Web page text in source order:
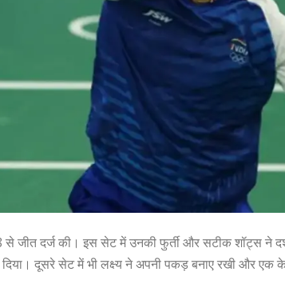
जीत दर्ज की। इस सेट में उनकी फुर्ती और सटीक शॉट्स ने
दिया। दूसरे सेट में भी लक्ष्य ने अपनी पकड़ बनाए रखी और